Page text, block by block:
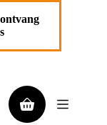
Winkelwagen